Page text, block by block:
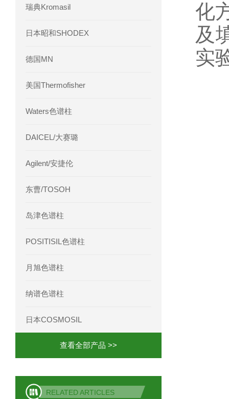
瑞典Kromasil
日本昭和SHODEX
德国MN
美国Thermofisher
Waters色谱柱
DAICEL/大赛璐
Agilent/安捷伦
东曹/TOSOH
岛津色谱柱
POSITISIL色谱柱
月旭色谱柱
纳谱色谱柱
日本COSMOSIL
查看全部产品 >>
RELATED ARTICLES
化
及
实